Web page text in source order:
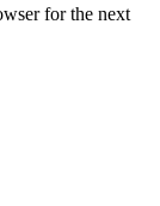
for the next